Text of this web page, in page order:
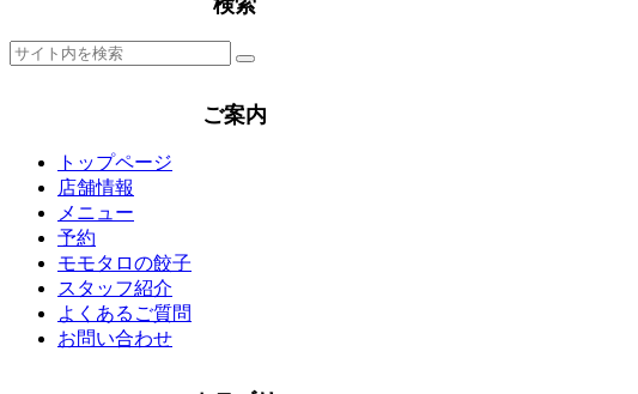
検索
ご案内
トップページ
店舗情報
メニュー
予約
モモタロの餃子
スタッフ紹介
よくあるご質問
お問い合わせ